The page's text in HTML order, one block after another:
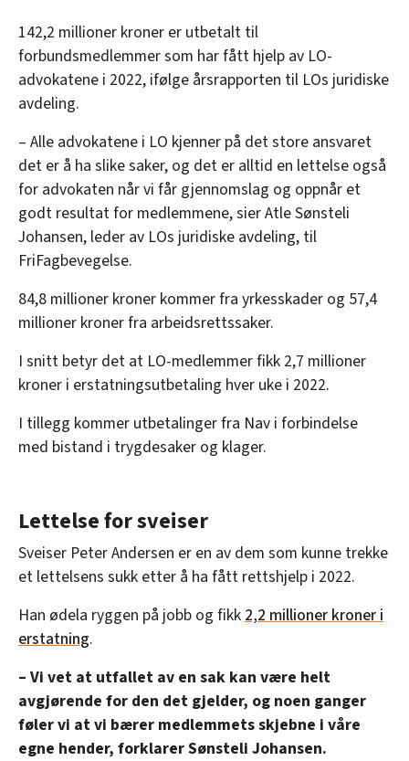
142,2 millioner kroner er utbetalt til
forbundsmedlemmer som har fått hjelp av LO-
advokatene i 2022, ifølge årsrapporten til LOs juridiske
avdeling.
– Alle advokatene i LO kjenner på det store ansvaret
det er å ha slike saker, og det er alltid en lettelse også
for advokaten når vi får gjennomslag og oppnår et
godt resultat for medlemmene, sier Atle Sønsteli
Johansen, leder av LOs juridiske avdeling, til
FriFagbevegelse.
84,8 millioner kroner kommer fra yrkesskader og 57,4
millioner kroner fra arbeidsrettssaker.
I snitt betyr det at LO-medlemmer fikk 2,7 millioner
kroner i erstatningsutbetaling hver uke i 2022.
I tillegg kommer utbetalinger fra Nav i forbindelse
med bistand i trygdesaker og klager.
Lettelse for sveiser
Sveiser Peter Andersen er en av dem som kunne trekke
et lettelsens sukk etter å ha fått rettshjelp i 2022.
Han ødela ryggen på jobb og fikk 2,2 millioner kroner i
erstatning.
– Vi vet at utfallet av en sak kan være helt
avgjørende for den det gjelder, og noen ganger
føler vi at vi bærer medlemmets skjebne i våre
egne hender, forklarer Sønsteli Johansen.